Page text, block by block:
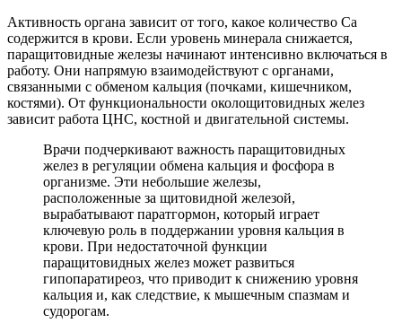
Активность органа зависит от того, какое количество Са
содержится в крови. Если уровень минерала снижается,
паращитовидные железы начинают интенсивно включаться в
работу. Они напрямую взаимодействуют с органами,
связанными с обменом кальция (почками, кишечником,
костями). От функциональности околощитовидных желез
зависит работа ЦНС, костной и двигательной системы.
Врачи подчеркивают важность паращитовидных
желез в регуляции обмена кальция и фосфора в
организме. Эти небольшие железы,
расположенные за щитовидной железой,
вырабатывают паратгормон, который играет
ключевую роль в поддержании уровня кальция в
крови. При недостаточной функции
паращитовидных желез может развиться
гипопаратиреоз, что приводит к снижению уровня
кальция и, как следствие, к мышечным спазмам и
судорогам.